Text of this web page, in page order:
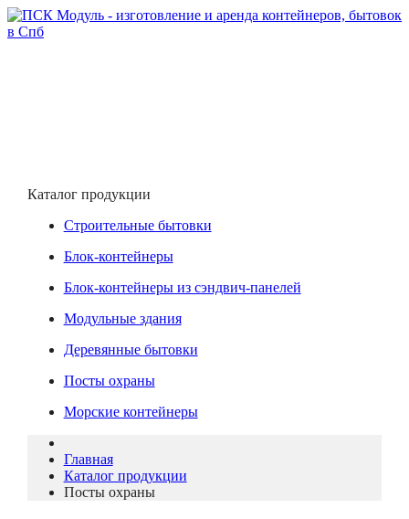
Каталог продукции
Строительные бытовки
Блок-контейнеры
Блок-контейнеры из сэндвич-панелей
Модульные здания
Деревянные бытовки
Посты охраны
Морские контейнеры
Главная
Каталог продукции
Посты охраны